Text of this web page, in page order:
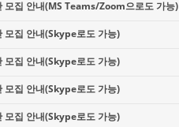
모집 안내(MS Teams/Zoom으로도 가능)
모집 안내(Skype로도 가능)
모집 안내(Skype로도 가능)
모집 안내(Skype로도 가능)
모집 안내(Skype로도 가능)